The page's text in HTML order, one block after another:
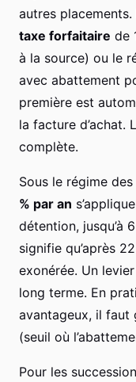
autres
taxe forfaitaire de
à la source) ou le
avec abattement
première est
la facture d’achat.
complète.
Sous le régime
% par an
détention, jusqu’à
signifie qu’après
exonérée. Un
long terme. En
avantageux, il faut
(seuil où
Pour les